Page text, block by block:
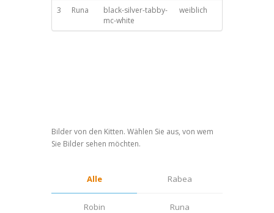
3 Runa
black-silver-tabby-
mc-white
weiblich
Bilder von den Kitten. Wählen Sie aus, von wem
Sie Bilder sehen möchten.
Alle Rabea
Robin Runa